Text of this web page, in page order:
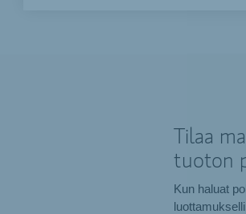
Tilaa
tuoton
Kun haluat